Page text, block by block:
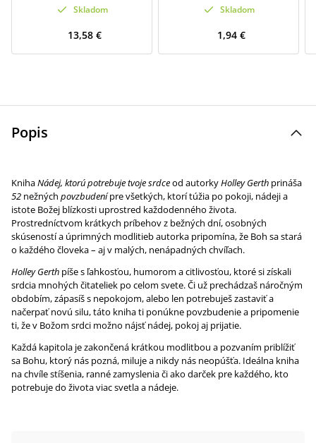
Skladom
13,58 €
Skladom
1,94 €
Popis
KnihaNádej, ktorú potrebuje tvoje srdceod autorkyHolley Gerth prináša
52 nežných povzbudenípre všetkých, ktorí túžia po pokoji, nádeji a
istote Božej blízkosti uprostred každodenného života.
Prostredníctvom krátkych príbehov z bežných dní, osobných
skúseností a úprimných modlitieb autorka pripomína, že Boh sa stará
o každého človeka – aj v malých, nenápadných chvíľach.
Holley Gerth píše s ľahkosťou, humorom a citlivosťou, ktoré si získali
srdcia mnohých čitateliek po celom svete. Či už prechádzaš náročným
obdobím, zápasíš s nepokojom, alebo len potrebuješ zastaviť a
načerpať novú silu, táto kniha ti ponúkne povzbudenie a pripomenie
ti, že v Božom srdci možno nájsť nádej, pokoj aj prijatie.
Každá kapitola je zakončená krátkou modlitbou a pozvaním priblížiť
sa Bohu, ktorý nás pozná, miluje a nikdy nás neopúšťa. Ideálna kniha
na chvíle stíšenia, ranné zamyslenia či ako darček pre každého, kto
potrebuje do života viac svetla a nádeje.